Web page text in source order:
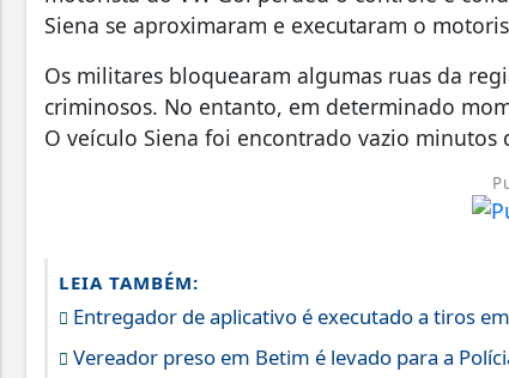
Siena se aproximaram e executaram o
Os militares bloquearam algumas ruas da
criminosos. No entanto, em determinado
O veículo Siena foi encontrado vazio
LEIA TAMBÉM:
Entregador de aplicativo é executado a tiros
Vereador preso em Betim é levado para a